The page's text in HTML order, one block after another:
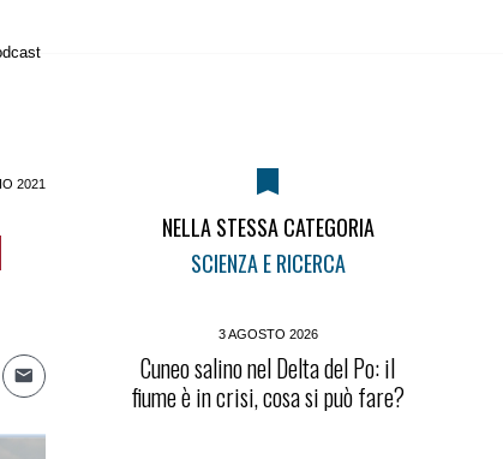
2021
NELLA STESSA CATEGORIA
SCIENZA E RICERCA
3 AGOSTO 2026
Cuneo salino nel Delta del Po: il
fiume è in crisi, cosa si può fare?